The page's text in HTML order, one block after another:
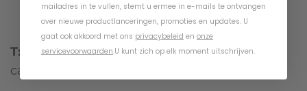
T: Welkadvies heb je voor iemand die een
carrière in kunst en illustratie wil nastreven?
mailadres in te vullen, stemt u ermee in e-mails te ontvangen
over nieuwe productlanceringen, promoties en updates. U
gaat ook akkoord met ons privacybeleid en onze
servicevoorwaarden.U kunt zich op elk moment uitschrijven.